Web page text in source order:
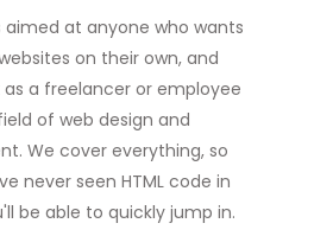
aimed at anyone who wants
on their own, and
as a freelancer or employee
of web design and
We cover everything, so
never seen HTML code in
be able to quickly jump in.